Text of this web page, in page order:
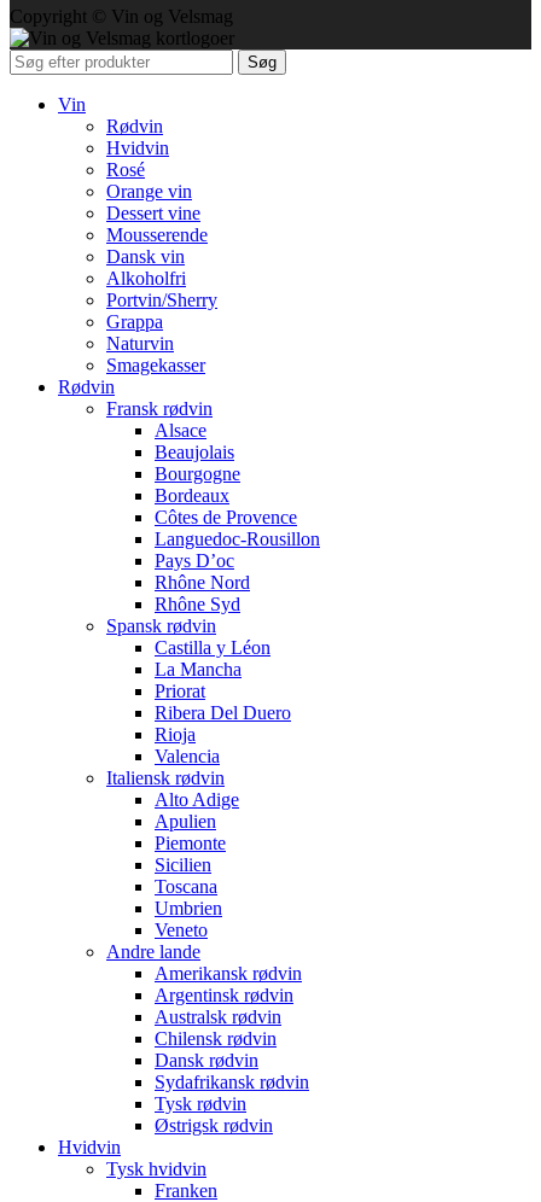
Copyright © Vin og Velsmag
Søg
Vin
Rødvin
Hvidvin
Rosé
Orange vin
Dessert vine
Mousserende
Dansk vin
Alkoholfri
Portvin/Sherry
Grappa
Naturvin
Smagekasser
Rødvin
Fransk rødvin
Alsace
Beaujolais
Bourgogne
Bordeaux
Côtes de Provence
Languedoc-Rousillon
Pays D’oc
Rhône Nord
Rhône Syd
Spansk rødvin
Castilla y Léon
La Mancha
Priorat
Ribera Del Duero
Rioja
Valencia
Italiensk rødvin
Alto Adige
Apulien
Piemonte
Sicilien
Toscana
Umbrien
Veneto
Andre lande
Amerikansk rødvin
Argentinsk rødvin
Australsk rødvin
Chilensk rødvin
Dansk rødvin
Sydafrikansk rødvin
Tysk rødvin
Østrigsk rødvin
Hvidvin
Tysk hvidvin
Franken